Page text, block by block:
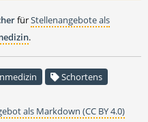
fürStellenangebote als
.
Schortens
als Markdown (CC BY 4.0)